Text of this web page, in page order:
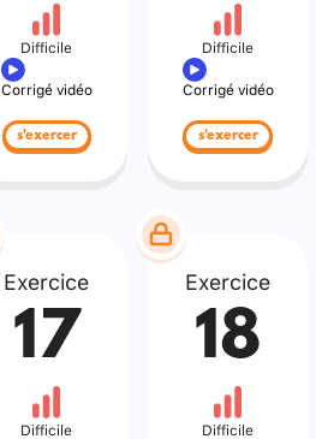
Difficile
Corrigé vidéo
s'exercer
Difficile
Corrigé vidéo
s'exercer
Exercice
17
Difficile
Exercice
18
Difficile